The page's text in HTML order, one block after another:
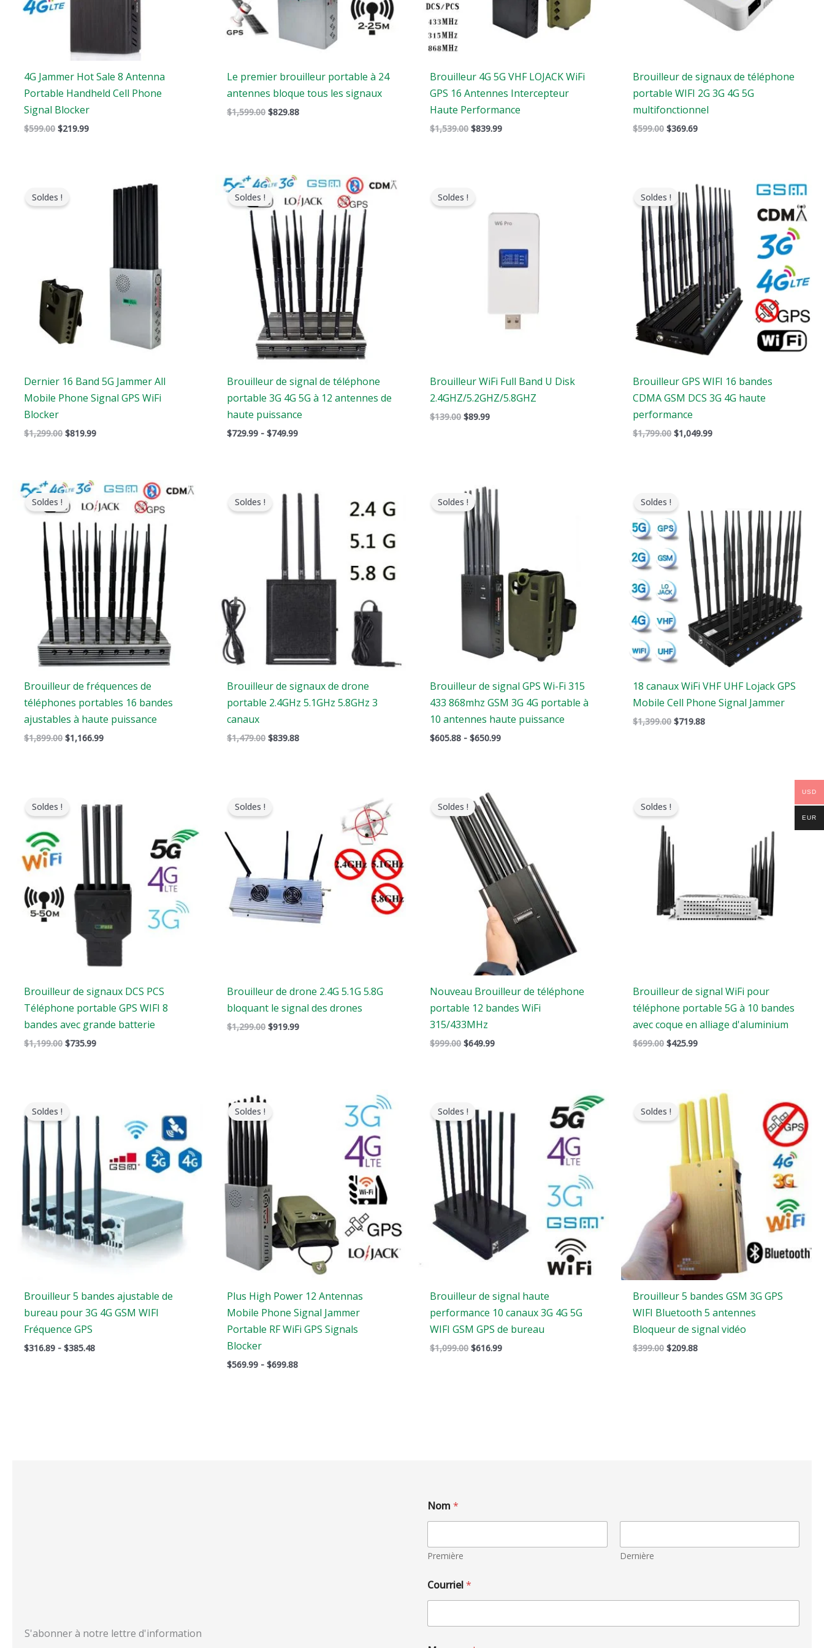
4G Jammer Hot Sale 8 Antenna
Portable Handheld Cell Phone
Signal Blocker
$599.00 $219.99
Le premier brouilleur portable à 24
antennes bloque tous les signaux
$1,599.00 $829.88
Brouilleur 4G 5G VHF LOJACK WiFi
GPS 16 Antennes Intercepteur
Haute Performance
$1,539.00 $839.99
Brouilleur de signaux de téléphone
portable WIFI 2G 3G 4G 5G
multifonctionnel
$599.00 $369.69
Soldes !
Dernier 16 Band 5G Jammer All
Mobile Phone Signal GPS WiFi
Blocker
$1,299.00 $819.99
prix
Soldes !
Brouilleur de signal de téléphone
portable 3G 4G 5G à 12 antennes de
haute puissance
$729.99 - $749.99
Gamme
de
prix
$729.99
à
$749.99
Soldes !
Brouilleur WiFi Full Band U Disk
2.4GHZ/5.2GHZ/5.8GHZ
$139.00
original
$89.99
est
Soldes !
Brouilleur GPS WIFI 16 bandes
CDMA GSM DCS 3G 4G haute
performance
$1,799.00
prix
original
était
:
$1,799.00.
$1,049.99
prix
actuel
est
$1,049.99.
Soldes !
Brouilleur de fréquences de
téléphones portables 16 bandes
ajustables à haute puissance
$1,899.00
Le
prix
original
$1,899.00.
$1,166.99
Le
prix
actuel
$1,166.99.
Soldes !
Brouilleur de signaux de drone
portable 2.4GHz 5.1GHz 5.8GHz 3
canaux
$1,479.00
prix
original
$1,479.00.
$839.88
prix
actuel
est
$839.88.
Soldes !
Brouilleur de signal GPS Wi-Fi 315
433 868mhz GSM 3G 4G portable à
10 antennes haute puissance
$605.88 - $650.99
Soldes !
18 canaux WiFi VHF UHF Lojack GPS
Mobile Cell Phone Signal Jammer
$1,399.00
était
:
$1,399.00.
$719.88
est
:
$719.88.
Soldes !
Brouilleur de signaux DCS PCS
Téléphone portable GPS WIFI 8
bandes avec grande batterie
$1,199.00
original
était
$1,199.00.
$735.99
actuel
est
$735.99.
Soldes !
Brouilleur de drone 2.4G 5.1G 5.8G
bloquant le signal des drones
$1,299.00
$1,299.00.
$919.99
$919.99.
Soldes !
Nouveau Brouilleur de téléphone
portable 12 bandes WiFi
315/433MHz
$999.00
prix
original
était
:
$999.00.
$649.99
prix
actuel
est
:
$649.99.
Soldes !
Brouilleur de signal WiFi pour
téléphone portable 5G à 10 bandes
avec coque en alliage d'aluminium
$699.00
original
:
$699.00.
$425.99
Soldes !
Brouilleur 5 bandes ajustable de
bureau pour 3G 4G GSM WIFI
Fréquence GPS
$316.89 - $385.48
prix
:
à
$385.48
Soldes !
Plus High Power 12 Antennas
Mobile Phone Signal Jammer
Portable RF WiFi GPS Signals
Blocker
$569.99 - $699.88
Soldes !
Brouilleur de signal haute
performance 10 canaux 3G 4G 5G
WIFI GSM GPS de bureau
$1,099.00
original
était
:
$1,099.00.
$616.99
actuel
:
$616.99.
Soldes !
Brouilleur 5 bandes GSM 3G GPS
WIFI Bluetooth 5 antennes
Bloqueur de signal vidéo
$399.00
prix
original
était
$399.00.
$209.88
Le
prix
actuel
est
:
$209.88.
S'abonner à notre lettre d'information
Nom *
Première Dernière
Courriel*
USD
EUR